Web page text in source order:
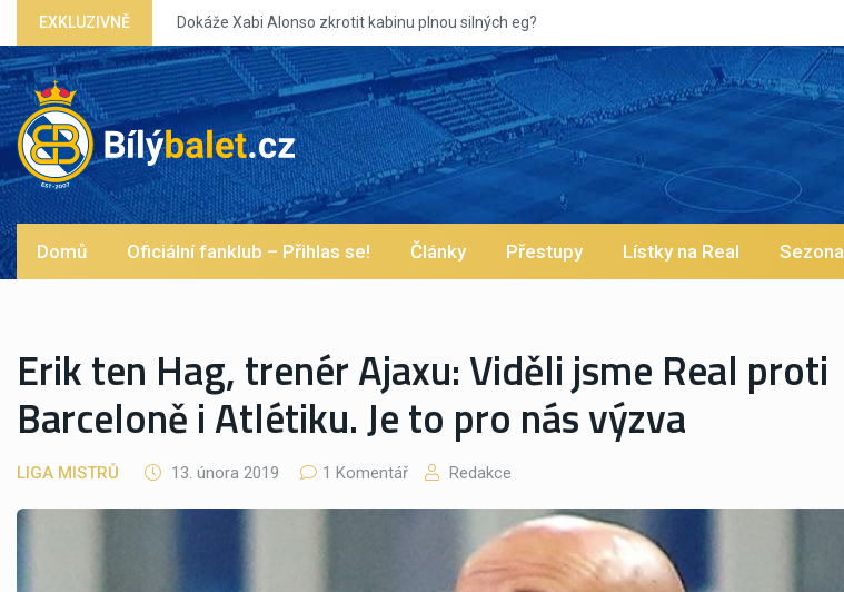
EXKLUZIVNĚ
Dokáže Xabi Alonso zkrotit kabinu plnou silných eg?
Domů Oficiální fanklub – Přihlas se! Články Přestupy Lístky na Real Sezona
Erik ten Hag, trenér Ajaxu: Viděli jsme Real proti
Barceloně i Atlétiku. Je to pro nás výzva
LIGA MISTRŮ 13. února 2019 1 Komentář Redakce